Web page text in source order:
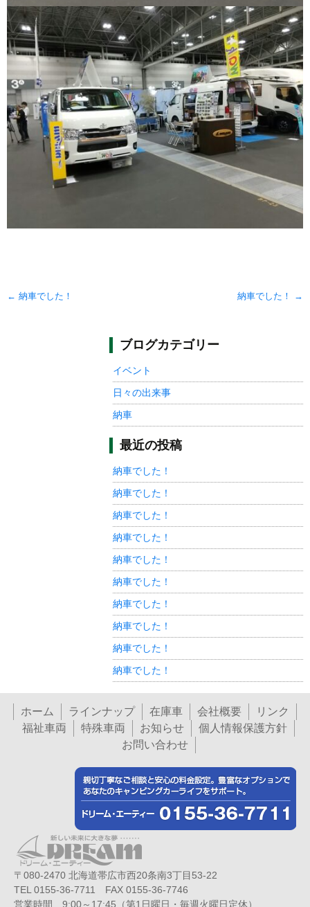
Post
← 納車でした！ 納車でした！ →
ブログカテゴリー
イベント
日々の出来事
納車
最近の投稿
納車でした！
納車でした！
納車でした！
納車でした！
納車でした！
納車でした！
納車でした！
納車でした！
納車でした！
納車でした！
ホーム ラインナップ 在庫車 会社概要
リンク
福祉車両
特殊車両 お知らせ
個人情報保護方針
お問い合わせ
〒080-2470 北海道帯広市西20条南3丁目53-22
TEL 0155-36-7711 FAX 0155-36-7746
営業時間 9:00～17:45（第1日曜日・毎週火曜日定休）